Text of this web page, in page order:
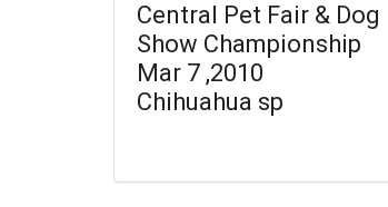
Central Pet Fair & Dog
Show Championship
Mar 7 ,2010
Chihuahua sp